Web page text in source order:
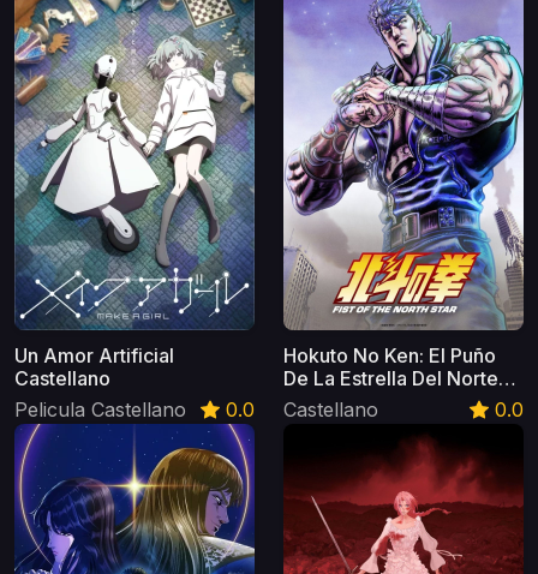
Un Amor Artificial
Castellano
Pelicula Castellano
0.0
Hokuto No Ken: El Puño
De La Estrella Del Norte
Castellano
Castellano 0.0